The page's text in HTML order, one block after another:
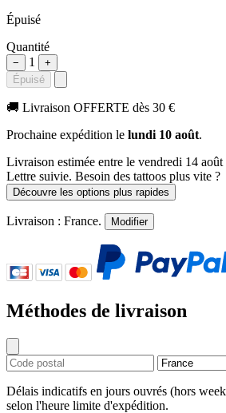
Épuisé
Quantité
− 1
+
Épuisé
🚚 Livraison OFFERTE dès 30 €
Prochaine expédition le lundi 10 août.
Livraison estimée entre le vendredi 14
Lettre suivie. Besoin des tattoos plus vite ?
Découvre les options plus rapides
Livraison : France. Modifier
Méthodes de livraison
Délais indicatifs en jours ouvrés (hors
selon l'heure limite d'expédition.